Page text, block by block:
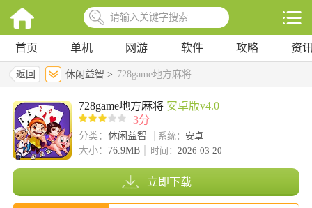
首页 单机 网游 软件 攻略 资
返回 休闲益智 > 728game地方麻将
728game地方麻将 安卓版v4.0
3分
分类： 休闲益智 系统： 安卓
大小： 76.9MB 时间： 2026-03-20
立即下载